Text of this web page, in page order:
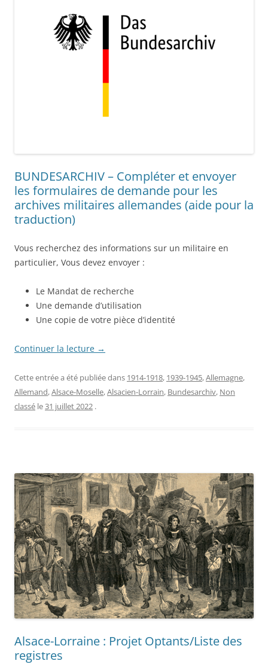
BUNDESARCHIV – Compléter et envoyer
les formulaires de demande pour les
archives militaires allemandes (aide pour la
traduction)
Vous recherchez des informations sur un militaire en
particulier, Vous devez envoyer :
Le Mandat de recherche
Une demande d’utilisation
Une copie de votre pièce d’identité
Continuer la lecture →
Cette entrée a été publiée dans 1914-1918, 1939-1945,Allemagne,
Allemand,Alsace-Moselle,Alsacien-Lorrain, Bundesarchiv, Non
classé le31 juillet 2022 .
Alsace-Lorraine : Projet Optants/Liste des
registres